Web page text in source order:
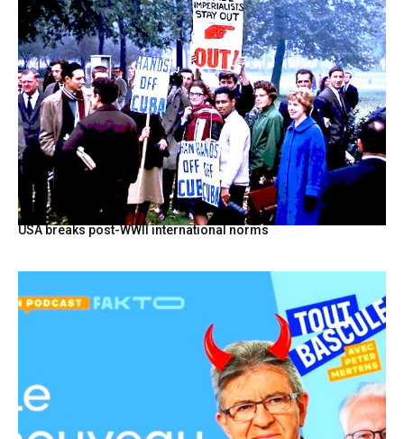
USA breaks post-WWII international norms